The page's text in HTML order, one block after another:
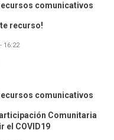
comunicativos
recurso!
16:22
comunicativos
Comunitaria
el COVID19